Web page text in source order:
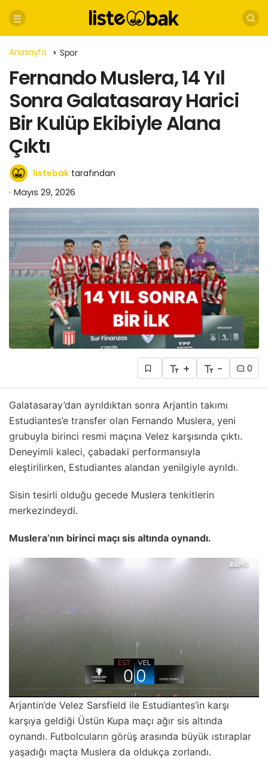
Anasayfa Spor
Fernando Muslera, 14 Yıl
Sonra Galatasaray Harici
Bir Kulüp Ekibiyle Alana
Çıktı
listebak tarafından
Mayıs 29, 2026
+ - 0
Galatasaray’dan ayrıldıktan sonra Arjantin takımı
Estudiantes’e transfer olan Fernando Muslera, yeni
grubuyla birinci resmi maçına Velez karşısında çıktı.
Deneyimli kaleci, çabadaki performansıyla
eleştirilirken, Estudiantes alandan yenilgiyle ayrıldı.
Sisin tesirli olduğu gecede Muslera tenkitlerin
merkezindeydi.
Muslera’nın birinci maçı sis altında oynandı.
Arjantin’de Velez Sarsfield ile Estudiantes’in karşı
karşıya geldiği Üstün Kupa maçı ağır sis altında
oynandı. Futbolcuların görüş arasında büyük ıstıraplar
yaşadığı maçta Muslera da oldukça zorlandı.